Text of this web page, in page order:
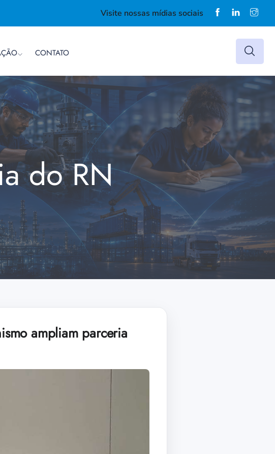
Visite nossas mídias sociais
CONTATO
do RN
ampliam parceria